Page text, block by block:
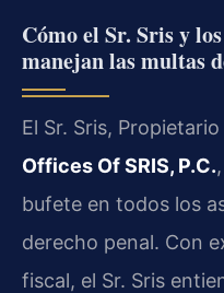
Cómo el Sr. Sris y
manejan las multas
El Sr. Sris,
Offices Of SRIS, P.C.
bufete en todos los
derecho penal. Con
fiscal, el Sr. Sris